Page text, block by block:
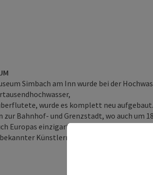
Simbach am Inn wurde bei der
wurde es komplett neu aufgebaut.
Bahnhof- und Grenzstadt, wo auch um
Europas einzigartige
Künstlern wie Josef Karl Nerud